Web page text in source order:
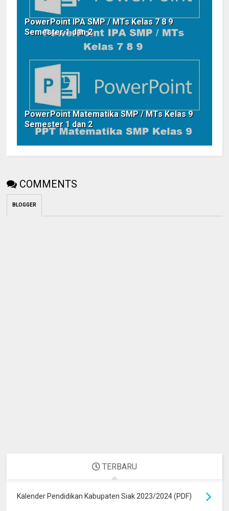
PowerPoint IPA SMP / MTs Kelas 7 8 9
Semester 1 dan 2
PowerPoint Matematika SMP / MTs Kelas 9
Semester 1 dan 2
COMMENTS
BLOGGER
TERBARU
Kalender Pendidikan Kabupaten Siak 2023/2024 (PDF)